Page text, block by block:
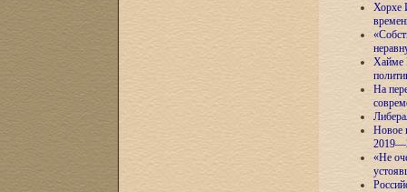
Хорхе
Хайме
На
Новое
«Не